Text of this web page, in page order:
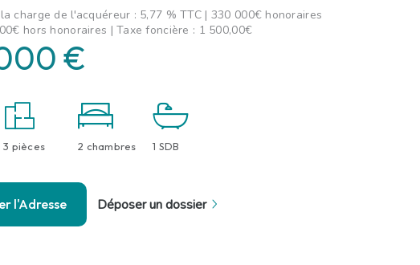
charge de l'acquéreur : 5,77 % TTC | 330 000€ honoraires
hors honoraires | Taxe foncière : 1 500,00€
€
3 pièces 2 chambres 1 SDB
l'Adresse Déposer un dossier